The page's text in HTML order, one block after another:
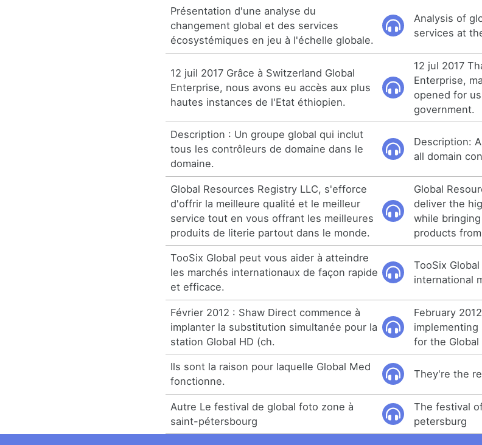
Présentation d'une analyse du
changement global et des services
écosystémiques en jeu à l'échelle globale.
Analysis of
services at
12 juil 2017 Grâce à Switzerland Global
Enterprise, nous avons eu accès aux plus
hautes instances de l'Etat éthiopien.
12 jul 2017
Enterprise,
opened for
government.
Description : Un groupe global qui inclut
tous les contrôleurs de domaine dans le
domaine.
Description:
all domain
Global Resources Registry LLC, s'efforce
d'offrir la meilleure qualité et le meilleur
service tout en vous offrant les meilleures
produits de literie partout dans le monde.
Global
deliver the
while
products
TooSix Global peut vous aider à atteindre
les marchés internationaux de façon rapide
et efficace.
TooSix
international
Février 2012 : Shaw Direct commence à
implanter la substitution simultanée pour la
station Global HD (ch.
February
for the Global
Ils sont la raison pour laquelle Global Med
fonctionne.
They're the
Autre Le festival de global foto zone à
saint-pétersbourg
The festival
petersburg